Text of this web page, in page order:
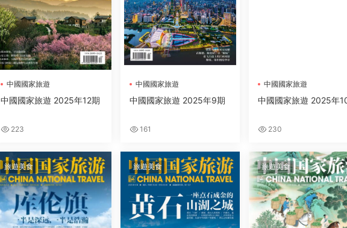
中國國家旅遊
中國國家旅遊 2025年12期
223
中國國家旅遊
中國國家旅遊 2025年9期
161
中國國家旅遊
中國國家旅遊 2025年
230
旅遊美食 旅遊美食 旅遊美食